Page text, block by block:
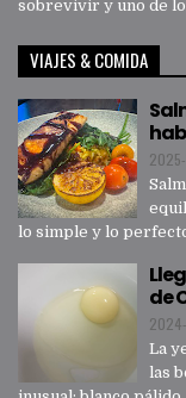
sobrevivir y uno de
VIAJES & COMIDA
lo simple y lo
de
La
las